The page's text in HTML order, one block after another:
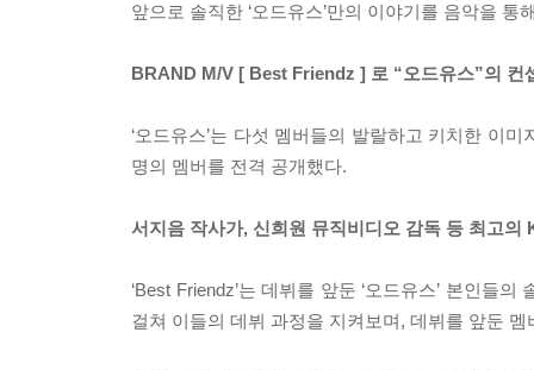
앞으로 솔직한 ‘오드유스’만의 이야기를 음악을 통
BRAND M/V [ Best Friendz ] 로 “오드유스”의 컨
‘오드유스’는 다섯 멤버들의 발랄하고 키치한 이
명의 멤버를 전격 공개했다.
서지음 작사가, 신희원 뮤직비디오 감독 등 최고
‘Best Friendz’는 데뷔를 앞둔 ‘오드유스’ 본인들
걸쳐 이들의 데뷔 과정을 지켜보며, 데뷔를 앞둔